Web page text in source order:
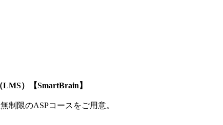
）【SmartBrain】
制限のASPコースをご用意。